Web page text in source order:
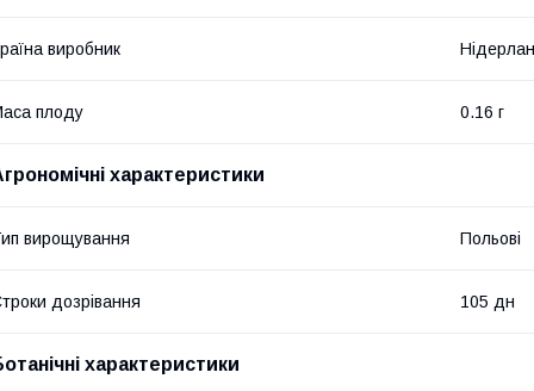
виробник
плоду 0.16 г
характеристики
вирощування Польові
дозрівання 105 дн
характеристики